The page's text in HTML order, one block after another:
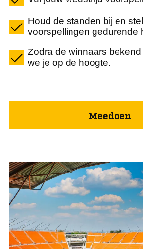
Houd de standen bij en
voorspellingen gedurende
Zodra de winnaars
we je op de hoogte.
Meedoen